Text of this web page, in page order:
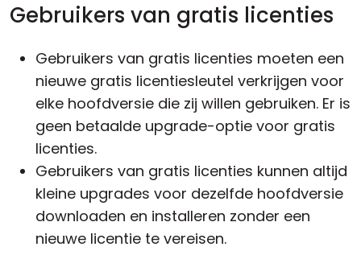
Gebruikers van gratis licenties
Gebruikers van gratis licenties moeten een
nieuwe gratis licentiesleutel verkrijgen voor
elke hoofdversie die zij willen gebruiken. Er is
geen betaalde upgrade-optie voor gratis
licenties.
Gebruikers van gratis licenties kunnen altijd
kleine upgrades voor dezelfde hoofdversie
downloaden en installeren zonder een
nieuwe licentie te vereisen.